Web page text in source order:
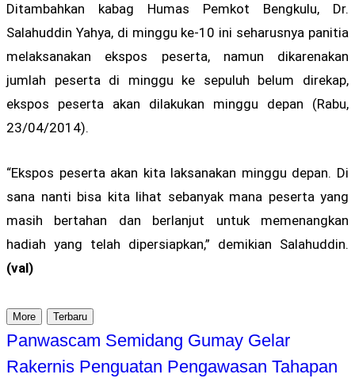
Ditambahkan kabag Humas Pemkot Bengkulu, Dr.
Salahuddin Yahya, di minggu ke-10 ini seharusnya panitia
melaksanakan ekspos peserta, namun dikarenakan
jumlah peserta di minggu ke sepuluh belum direkap,
ekspos peserta akan dilakukan minggu depan (Rabu,
23/04/2014).
“Ekspos peserta akan kita laksanakan minggu depan. Di
sana nanti bisa kita lihat sebanyak mana peserta yang
masih bertahan dan berlanjut untuk memenangkan
hadiah yang telah dipersiapkan,” demikian Salahuddin.
(val)
More Terbaru
Panwascam Semidang Gumay Gelar
Rakernis Penguatan Pengawasan Tahapan